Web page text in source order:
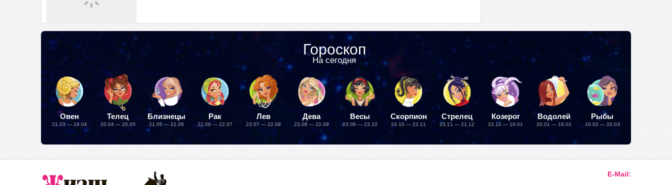
Гороскоп
На сегодня
Овен
21.03 — 19.04
Телец
20.04 — 20.05
Близнецы
21.05 — 21.06
Рак
22.06 — 22.07
Лев
23.07 — 22.08
Дева
23.08 — 22.09
Весы
23.09 — 23.10
Скорпион
24.10 — 22.11
Стрелец
23.11 — 21.12
Козерог
22.12 — 19.01
Водолей
20.01 — 18.02
Рыбы
19.02 — 20.03
E-Mail: